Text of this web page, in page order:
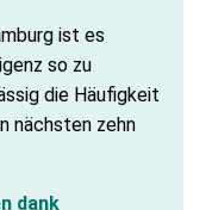
ist es
so zu
die Häufigkeit
nächsten zehn
dank